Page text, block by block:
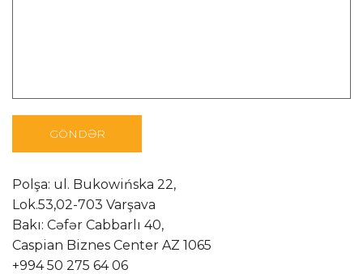
Polşa: ul. Bukowińska 22,
Lok.53,02-703 Varşava
Bakı: Cəfər Cabbarlı 40,
Caspian Biznes Center AZ 1065
+994 50 275 64 06